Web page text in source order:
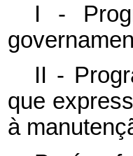
I -
II -
que
à